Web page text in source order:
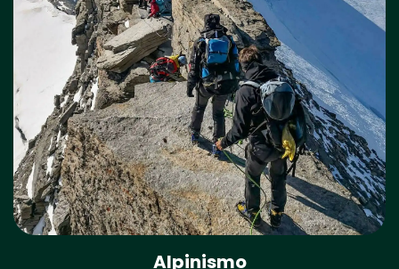
Alpinismo